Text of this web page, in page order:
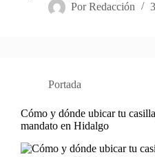
Por Redacción
Portada
Cómo y dónde ubicar tu
mandato en Hidalgo